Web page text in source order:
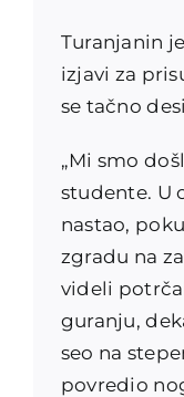
Turanjanin
izjavi za
se tačno
„Mi smo
studente. U
nastao,
zgradu na
videli
guranju,
seo na
povredio